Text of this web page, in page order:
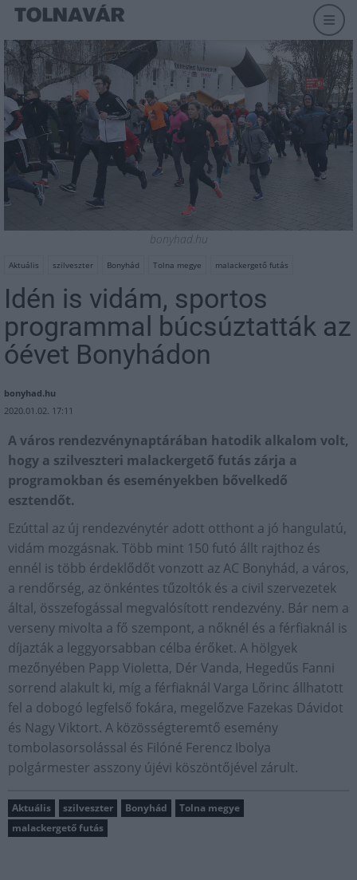
bonyhad.hu
Aktuális szilveszter Bonyhád Tolna megye malackergető futás
Idén is vidám, sportos
programmal búcsúztatták az
óévet Bonyhádon
bonyhad.hu
2020.01.02. 17:11
A város rendezvénynaptárában hatodik alkalom volt,
hogy a szilveszteri malackergető futás zárja a
programokban és eseményekben bővelkedő
esztendőt.
Ezúttal az új rendezvénytér adott otthont a jó hangulatú,
vidám mozgásnak. Több mint 150 futó állt rajthoz és
ennél is több érdeklődőt vonzott az AC Bonyhád, a város,
a rendőrség, az önkéntes tűzoltók és a civil szervezetek
által, összefogással megvalósított rendezvény. Bár nem a
verseny mivolta a fő szempont, a nőknél és a férfiaknál is
díjazták a leggyorsabban célba érőket. A hölgyek
mezőnyében Papp Violetta, Dér Vanda, Hegedűs Fanni
sorrend alakult ki, míg a férfiaknál Varga Lőrinc állhatott
fel a dobogó legfelső fokára, megelőzve Fazekas Dávidot
és Nagy Viktort. A közösségteremtő esemény
tombolasorsolással és Filóné Ferencz Ibolya
polgármester asszony újévi köszöntőjével zárult.
Aktuális szilveszter Bonyhád
Tolna megye
malackergető futás